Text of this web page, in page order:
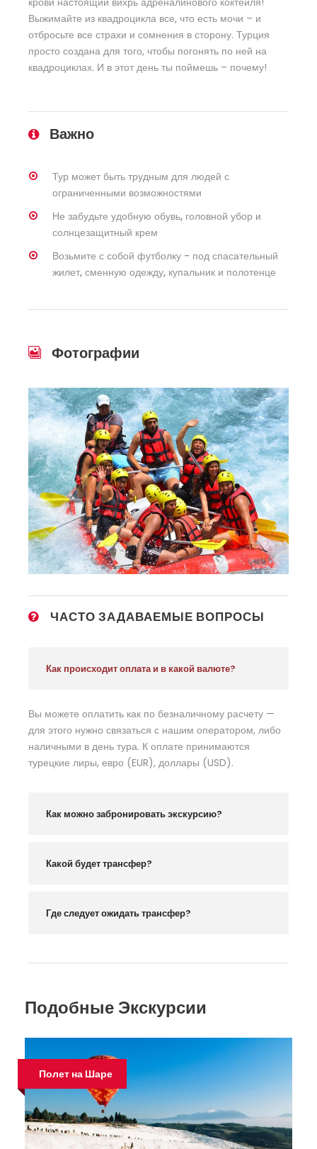
Выжимайте из квадроцикла все, что есть мочи – и
отбросьте все страхи и сомнения в сторону. Турция
просто создана для того, чтобы погонять по ней на
квадроциклах. И в этот день ты поймешь – почему!
Важно
Тур может быть трудным для людей с
ограниченными возможностями
Не забудьте удобную обувь, головной убор и
солнцезащитный крем
Возьмите с собой футболку - под спасательный
жилет, сменную одежду, купальник и полотенце
Фотографии
ЧАСТО ЗАДАВАЕМЫЕ ВОПРОСЫ
Как происходит оплата и в какой валюте?
Вы можете оплатить как по безналичному расчету —
для этого нужно связаться с нашим оператором, либо
наличными в день тура. К оплате принимаются
турецкие лиры, евро (EUR), доллары (USD).
Как можно забронировать экскурсию?
Какой будет трансфер?
Где следует ожидать трансфер?
Подобные Экскурсии
Полет на Шаре